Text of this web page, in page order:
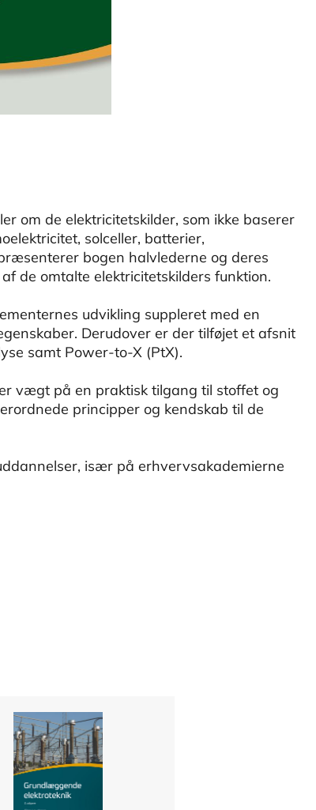
om de elektricitetskilder, som ikke baserer
solceller, batterier,
bogen halvlederne og deres
de omtalte elektricitetskilders funktion.
udvikling suppleret med en
Derudover er der tilføjet et afsnit
samt Power-to-X (PtX).
vægt på en praktisk tilgang til stoffet og
principper og kendskab til de
især på erhvervsakademierne